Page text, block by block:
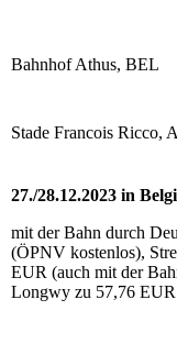
Bahnhof Athus, BEL
Stade Francois Ricco,
27./28.12.2023 in
mit der Bahn durch
(ÖPNV kostenlos),
EUR (auch mit der
Longwy zu 57,76 EUR